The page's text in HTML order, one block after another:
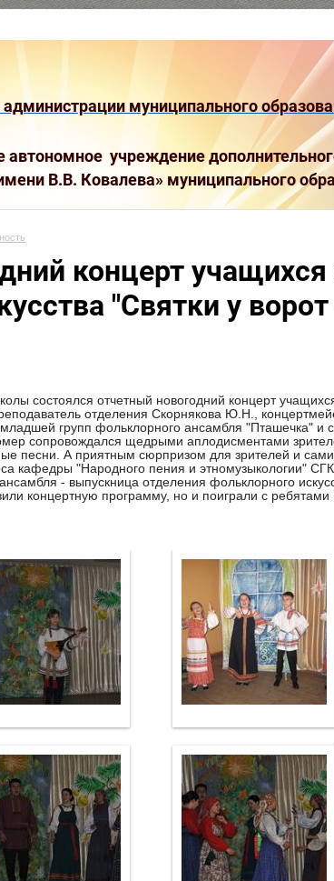
муниципального
автономное учреждение
В.В. Ковалева» муниципального
концерт учащихся
"Святки у
состоялся отчетный новогодний концерт
отделения Скорнякова Ю.Н.,
групп фольклорного ансамбля "Пташечка" и
сопровождался щедрыми аплодисментами
песни. А приятным сюрпризом для зрителей и
кафедры "Народного пения и этномузыкологии"
- выпускница отделения фольклорного
концертную программу, но и поиграли с